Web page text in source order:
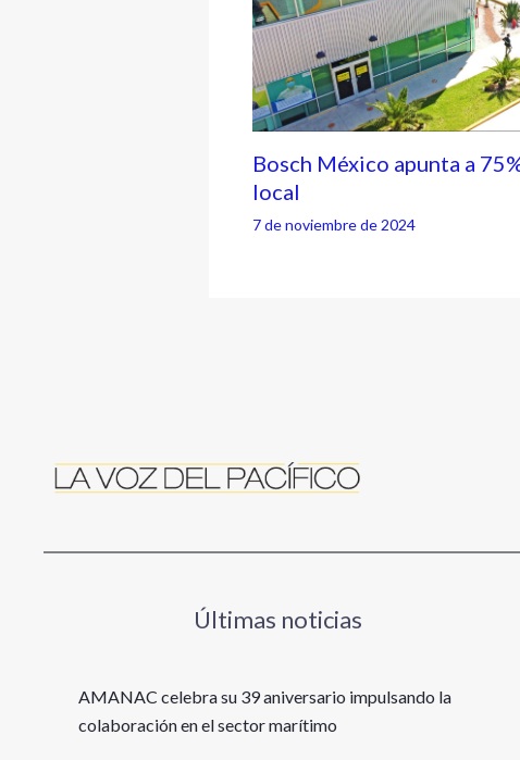
Bosch México apunta a
local
7 de noviembre de 2024
Últimas noticias
AMANAC celebra su 39 aniversario impulsando la
colaboración en el sector marítimo